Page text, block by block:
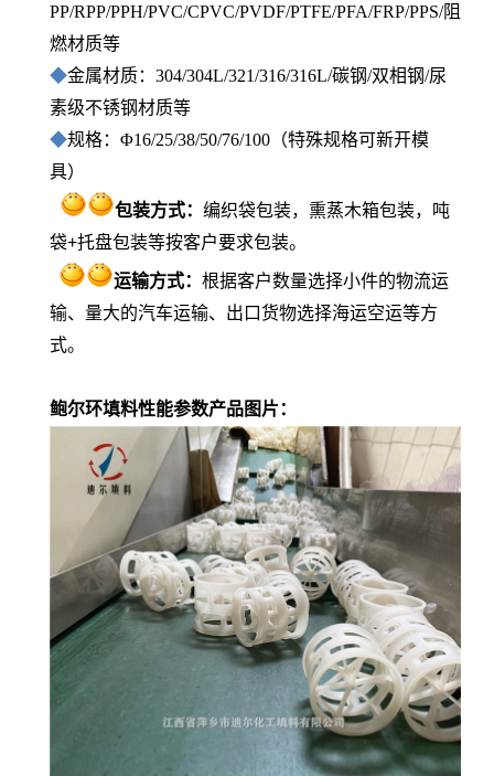
PP/RPP/PPH/PVC/CPVC/PVDF/PTFE/PFA/FRP/PPS/阻
燃材质等
◆金属材质：304/304L/321/316/316L/碳钢/双相钢/尿
素级不锈钢材质等
◆规格：Φ16/25/38/50/76/100（特殊规格可新开模
具）
包装方式： 编织袋包装，熏蒸木箱包装，吨
袋+托盘包装等按客户要求包装。
运输方式： 根据客户数量选择小件的物流运
输、量大的汽车运输、出口货物选择海运空运等方
式。
鲍尔环填料性能参数产品图片：